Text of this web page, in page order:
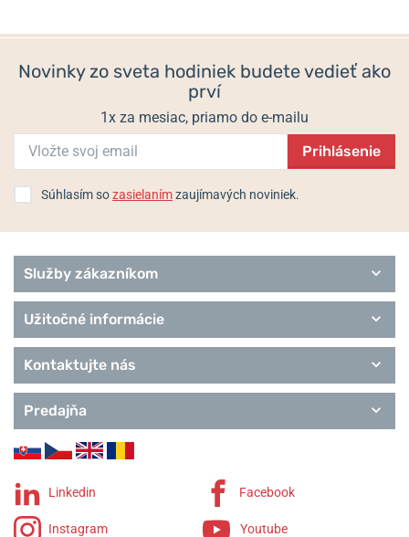
Novinky zo sveta hodiniek budete vedieť ako
prví
1x za mesiac, priamo do e-mailu
Prihlásenie
Súhlasím sozasielanímzaujímavých noviniek.
Služby zákazníkom
Užitočné informácie
Kontaktujte nás
Predajňa
Linkedin Facebook
Instagram Youtube